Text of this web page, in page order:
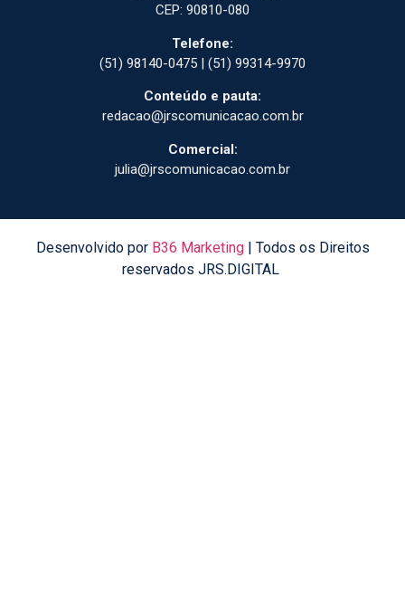
CEP: 90810-080
Telefone:
(51) 98140-0475 | (51) 99314-9970
Conteúdo e pauta:
redacao@jrscomunicacao.com.br
Comercial:
julia@jrscomunicacao.com.br
Desenvolvido por B36 Marketing| Todos os Direitos
reservados JRS.DIGITAL